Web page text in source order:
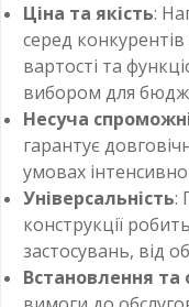
Ціна та якість:
серед
вартості та
вибором для
Несуча
гарантує
умовах
Універсальність:
конструкції
застосувань, від
Встановлення та